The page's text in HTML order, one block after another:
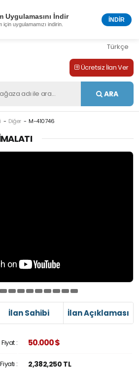
Uygulamasını İndir
için uygulamamızı indirin.
İNDİR
Türkçe
Ücretsiz İlan Ver
ARA
Diğer M-410746
İlan Sahibi İlan Açıklaması
Fiyat : 50.000 $
: 2,382,250 TL